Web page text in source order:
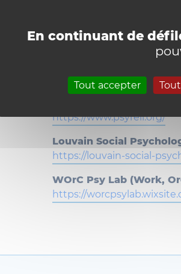
En continuant de
Tout accepter
https://uclouvain.be/fr/
https://www.psyreli.org/
Louvain Social
https://louvain-social-
WOrC Psy Lab (Work,
https://